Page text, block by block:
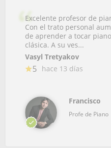
Excelente profesor de
Con el trato personal
de aprender a tocar
clásica. A su ves...
Vasyl Tretyakov
5 hace 13 días
Francisco
Profe de Piano